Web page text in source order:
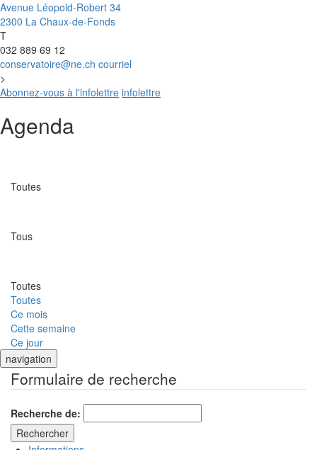
Avenue Léopold-Robert 34
2300 La Chaux-de-Fonds
T
032 889 69 12
conservatoire@ne.ch courriel
>
Abonnez-vous à l'infolettre infolettre
Agenda
Toutes
Tous
Toutes
Toutes
Ce mois
Cette semaine
Ce jour
navigation
Formulaire de recherche
Recherche de: